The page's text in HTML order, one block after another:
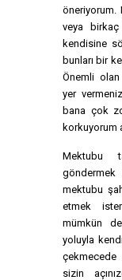
öneriyorum.
veya birkaç
kendisine
bunları bir
Önemli olan
yer
bana çok
korkuyorum
Mektubu
mektubu
etmek
mümkün
yoluyla
sizin